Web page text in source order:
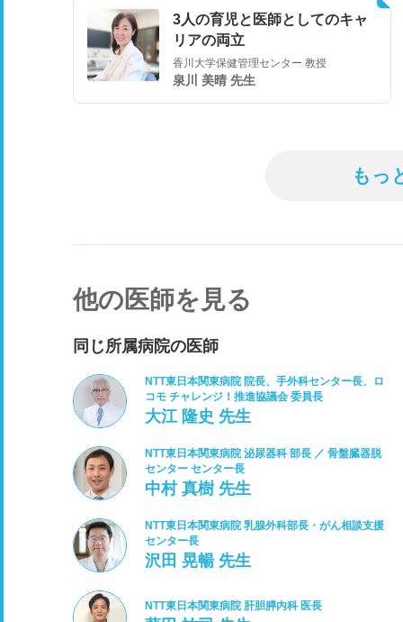
3人の育児と医師としてのキャ
リアの両立
香川大学保健管理センター 教授
泉川 美晴 先生
もっ
他の医師を見る
同じ所属病院の医師
NTT東日本関東病院 院長、手外科センター長、ロ
コモ チャレンジ！推進協議会 委員長
大江 隆史 先生
NTT東日本関東病院 泌尿器科 部長 ／ 骨盤臓器脱
センター センター長
中村 真樹 先生
NTT東日本関東病院 乳腺外科部長・がん相談支援
センター長
沢田 晃暢 先生
NTT東日本関東病院 肝胆膵内科 医長